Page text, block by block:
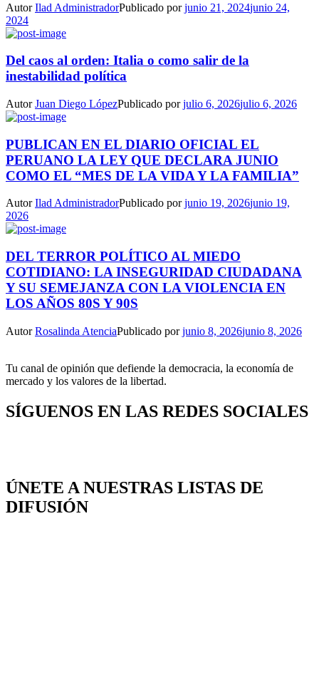
AutorIlad AdministradorPublicado porjunio 21, 2024junio 24,
2024
Del caos al orden: Italia o como salir de la
inestabilidad política
AutorJuan Diego LópezPublicado porjulio 6, 2026julio 6, 2026
PUBLICAN EN EL DIARIO OFICIAL EL
PERUANO LA LEY QUE DECLARA JUNIO
COMO EL “MES DE LA VIDA Y LA FAMILIA”
AutorIlad AdministradorPublicado porjunio 19, 2026junio 19,
2026
DEL TERROR POLÍTICO AL MIEDO
COTIDIANO: LA INSEGURIDAD CIUDADANA
Y SU SEMEJANZA CON LA VIOLENCIA EN
LOS AÑOS 80S Y 90S
AutorRosalinda AtenciaPublicado porjunio 8, 2026junio 8, 2026
Tu canal de opinión que defiende la democracia, la economía de
mercado y los valores de la libertad.
SÍGUENOS EN LAS REDES SOCIALES
ÚNETE A NUESTRAS LISTAS DE
DIFUSIÓN